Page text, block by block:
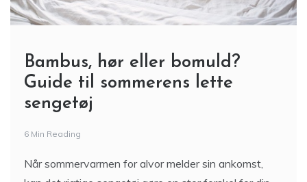
Bambus, hør eller bomuld?
Guide til sommerens lette
sengetøj
6 Min Reading
Når sommervarmen for alvor melder sin ankomst,